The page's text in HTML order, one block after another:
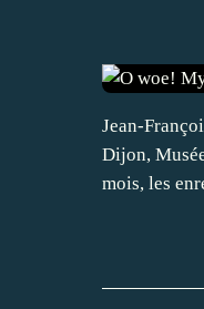
Jean-
Dijon,
mois, les